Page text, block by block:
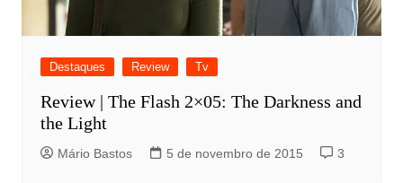
Destaques Review Tv
Review | The Flash 2×05: The Darkness and
the Light
Mário Bastos 5 de novembro de 2015 3